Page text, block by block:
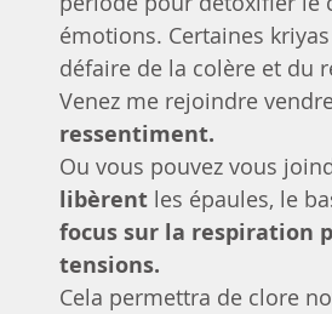
émotions. Certaines
défaire de la colère et du
Venez me rejoindre
ressentiment.
Ou vous pouvez vous
libèrent les épaules, le
focus sur la respiration
tensions.
Cela permettra de clore